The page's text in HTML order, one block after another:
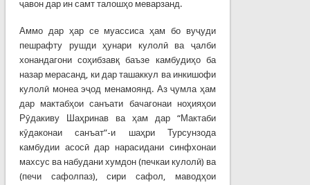
ҷавон дар ин самт талошҳо меварзанд.
Аммо дар ҳар се муассиса ҳам бо вуҷуди
пешрафту рушди ҳунари кулолӣ ва ҷалби
хонандагони соҳибзавқ баъзе камбудиҳо ба
назар мерасанд, ки дар ташаккул ва инкишофи
кулолӣ монеа эҷод менамоянд. Аз ҷумла ҳам
дар мактабҳои санъати бачагонаи ноҳияҳои
Рӯдакиву Шаҳринав ва ҳам дар “Мактаби
кӯдаконаи санъат”-и шаҳри Турсунзода
камбудии асосӣ дар нарасидани синфхонаи
махсус ва набудани хумдон (печкаи кулолӣ) ва
(печи сафолпаз), сири сафол, маводҳои